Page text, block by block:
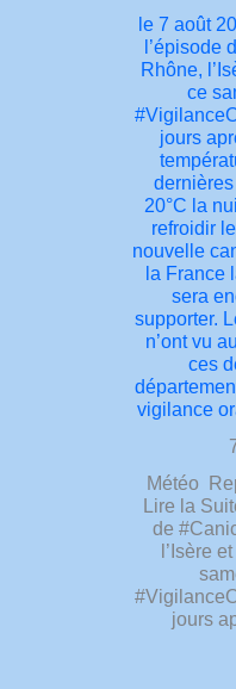
le 7 août
l’épisode
Rhône,
ce
jours
20°C la
refroidir
nouvelle
la France
sera
supporter.
n’ont vu
ces
vigilance
Météo
Lire la
de
l’Isère
jours